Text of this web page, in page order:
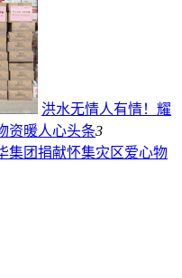
洪水无情人有情！耀
资暖人心头条3
集团捐献怀集灾区爱心物